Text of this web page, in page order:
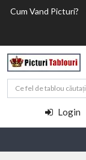
Cum Vand Picturi?
Login